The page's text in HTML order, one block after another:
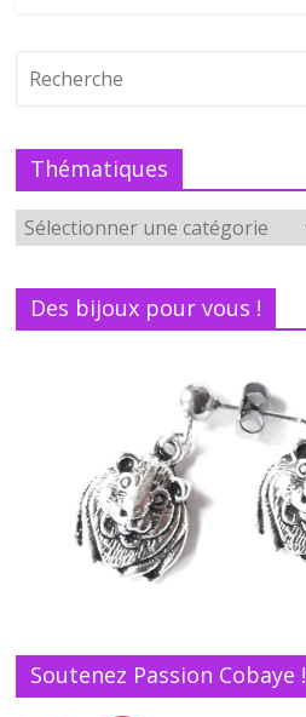
Thématiques
Des bijoux pour vous !
Soutenez Passion Cobaye !